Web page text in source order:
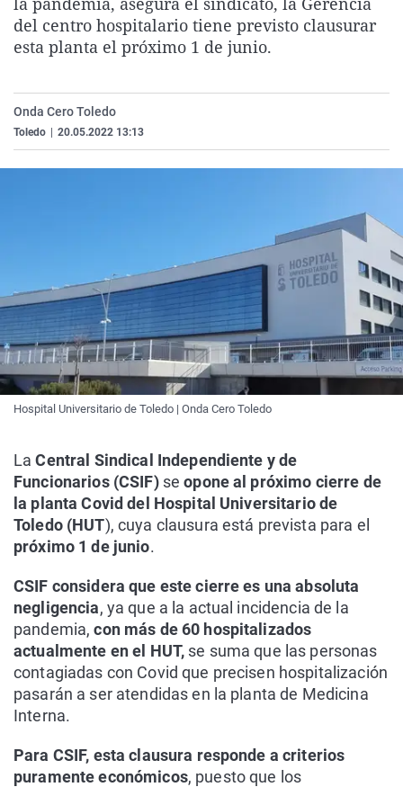
La rosa de los vientos
Gente viajera
Caso
Retornados
Extremadura
Galicia
Virales
Televisión
del centro hospitalario tiene previsto clausurar
esta planta el próximo 1 de junio.
Onda Cero Toledo
Toledo 20.05.2022 13:13
Hospital Universitario de Toledo | Onda Cero Toledo
LaCentral Sindical Independiente y de
Funcionarios (CSIF)seopone al próximo cierre de
la planta Covid del Hospital Universitario de
Toledo (HUT), cuya clausura está prevista para el
próximo 1 de junio.
CSIF considera que este cierre es una absoluta
negligencia, ya que a la actual incidencia de la
pandemia,con más de 60 hospitalizados
actualmente en el HUT, se suma que las personas
contagiadas con Covid que precisen hospitalización
pasarán a ser atendidas en la planta de Medicina
Interna.
Para CSIF, esta clausura responde a criterios
puramente económicos, puesto que los